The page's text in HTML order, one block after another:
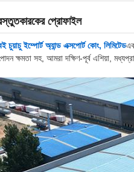
প্রোফাইল
চুয়াচু ইম্পোর্ট অ্যান্ড এক্সপোর্ট কোং, লিমিটেড
ক্ষমতা সহ, আমরা দক্ষিণ-পূর্ব এশিয়া,